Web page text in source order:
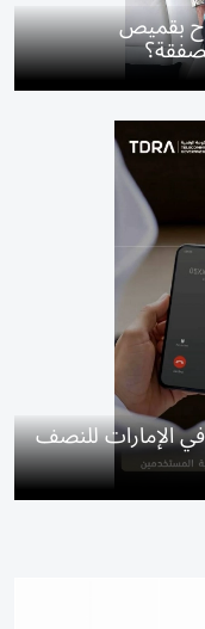
بقميص
في الإمارات للنصف